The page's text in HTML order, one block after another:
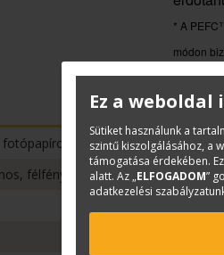
* A
módon
félfényes (satin)
Ez a
Sütiket használunk a
szintű kiszolgálásához, a
támogatása érdekében.
alatt. Az „ELFOGADOM”
adatkezelési